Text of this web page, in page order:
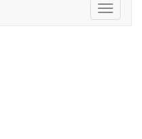
Toggle